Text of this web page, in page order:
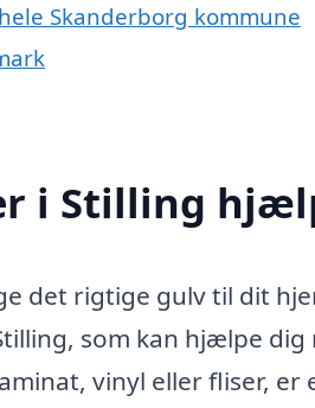
Skanderborg kommune
i Stilling
det rigtige gulv til dit
som kan hjælpe dig
vinyl eller fliser,